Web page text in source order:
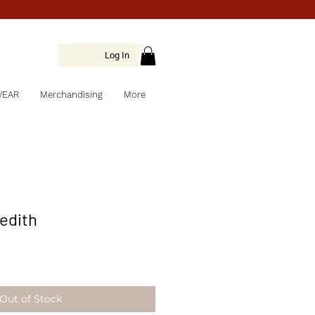
Log In
Merchandising More
Out of Stock